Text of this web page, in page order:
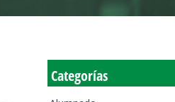
Categorías